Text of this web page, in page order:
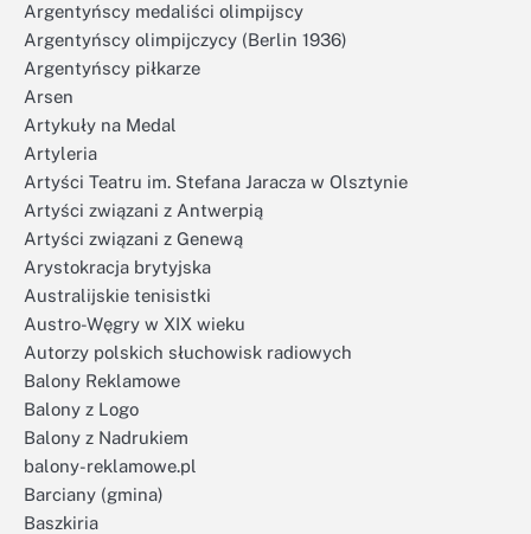
Argentyńscy medaliści olimpijscy
Argentyńscy olimpijczycy (Berlin 1936)
Argentyńscy piłkarze
Arsen
Artykuły na Medal
Artyleria
Artyści Teatru im. Stefana Jaracza w Olsztynie
Artyści związani z Antwerpią
Artyści związani z Genewą
Arystokracja brytyjska
Australijskie tenisistki
Austro-Węgry w XIX wieku
Autorzy polskich słuchowisk radiowych
Balony Reklamowe
Balony z Logo
Balony z Nadrukiem
balony-reklamowe.pl
Barciany (gmina)
Baszkiria